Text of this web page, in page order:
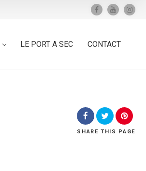
LE PORT A SEC CONTACT
SHARE THIS PAGE